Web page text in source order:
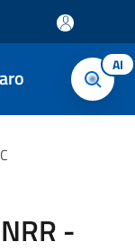
AI
-